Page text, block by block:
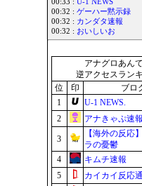
00:33 : U-1 NEWS
00:32 : ゲーハー黙示録
00:32 : カンダタ速報
00:32 : おいしいお
アナグロあん
逆アクセスラン
位
印
ブロ
1
U-1 NEWS.
2
アナきゃぷ速報
3
【海外の反
ラの憂鬱
4
キムチ速報
5
カイカイ反応